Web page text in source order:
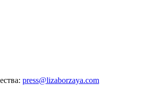
press@lizaborzaya.com